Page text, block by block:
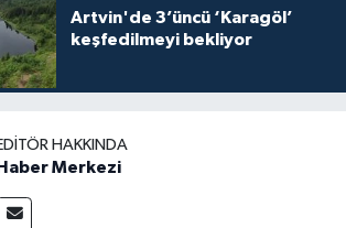
Artvin'de 3’üncü ‘Karagöl’
keşfedilmeyi bekliyor
HAKKINDA
Haber Merkezi